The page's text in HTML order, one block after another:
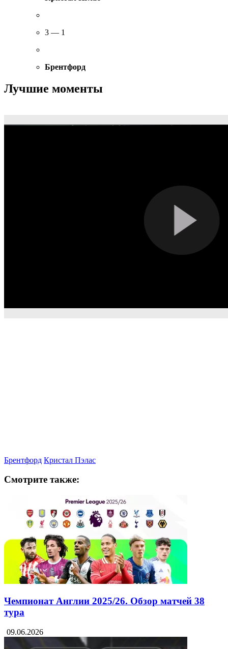
3 — 1
Брентфорд
Лучшие моменты
Брентфорд Кристал Пэлас
Смотрите также:
Чемпионат Англии 2025/26. Обзор матчей 38
тура
09.06.2026